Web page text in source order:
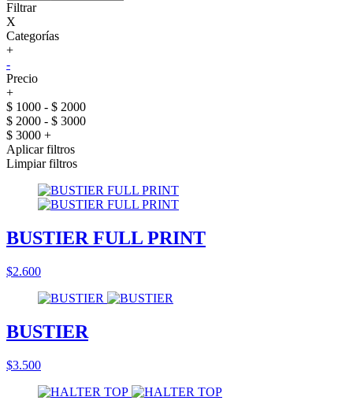
Filtrar
X
Categorías
+
-
Precio
+
$ 1000 - $ 2000
$ 2000 - $ 3000
$ 3000 +
Aplicar filtros
Limpiar filtros
BUSTIER FULL PRINT
$2.600
BUSTIER
$3.500